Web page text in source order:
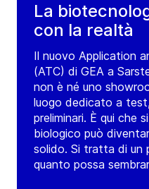
La
con la realtà
Il nuovo Application
(ATC) di GEA a
non è né uno
luogo dedicato a
preliminari. È qui che
biologico può
solido. Si tratta di un
quanto possa